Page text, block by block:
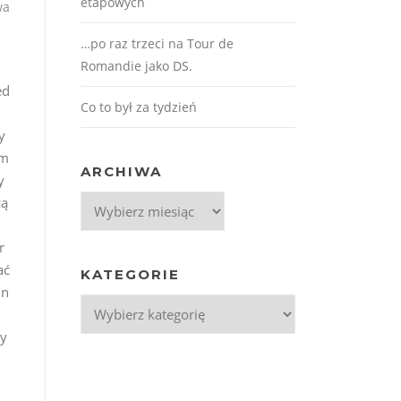
…po raz trzeci na Tour de
Romandie jako DS.
Co to był za tydzień
ARCHIWA
KATEGORIE